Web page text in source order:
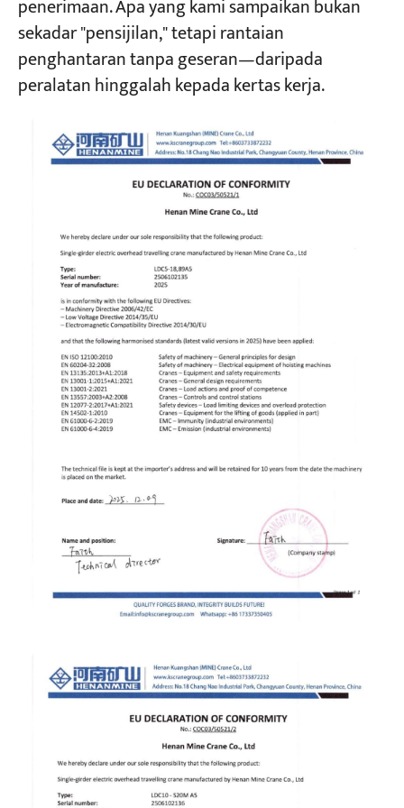
penerimaan. Apa yang kami sampaikan bukan
sekadar "pensijilan," tetapi rantaian
penghantaran tanpa geseran—daripada
peralatan hinggalah kepada kertas kerja.